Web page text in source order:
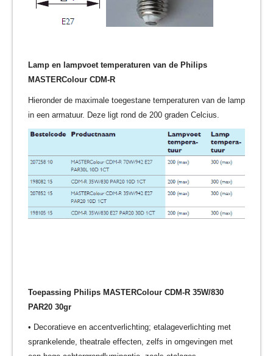
Lamp en lampvoet temperaturen van de Philips
MASTERColour CDM-R
Hieronder de maximale toegestane temperaturen van de lamp
in een armatuur. Deze ligt rond de 200 graden Celcius.
Toepassing Philips MASTERColour CDM-R 35W/830
PAR20 30gr
• Decoratieve en accentverlichting; etalageverlichting met
sprankelende, theatrale effecten, zelfs in omgevingen met